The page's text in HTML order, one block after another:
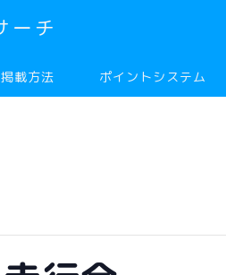
ーチ
載方法 ポイントシステム